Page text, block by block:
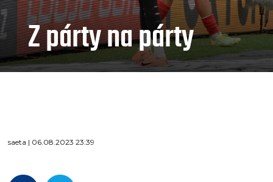
Z párty na párty
saeta | 06.08.2023 23:39